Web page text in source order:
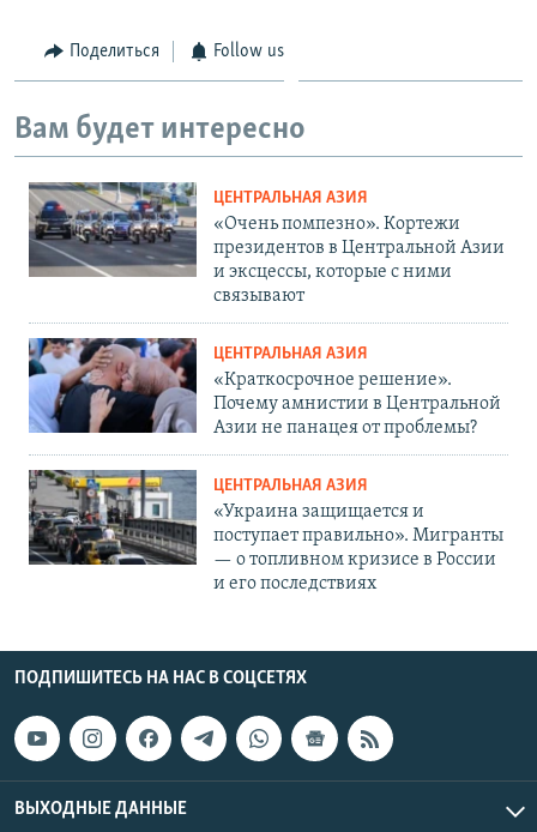
Поделиться Follow us
Вам будет интересно
ЦЕНТРАЛЬНАЯ АЗИЯ
«Очень помпезно». Кортежи
президентов в Центральной Азии
и эксцессы, которые с ними
связывают
ЦЕНТРАЛЬНАЯ АЗИЯ
«Краткосрочное решение».
Почему амнистии в Центральной
Азии не панацея от проблемы?
ЦЕНТРАЛЬНАЯ АЗИЯ
«Украина защищается и
поступает правильно». Мигранты
— о топливном кризисе в России
и его последствиях
ПОДПИШИТЕСЬ НА НАС В СОЦСЕТЯХ
ВЫХОДНЫЕ ДАННЫЕ